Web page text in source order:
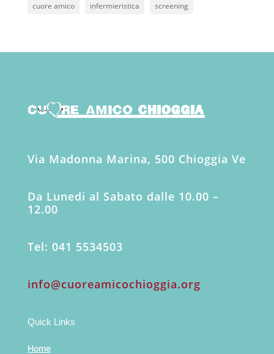
cuore amico
infermieristica screening
Via Madonna Marina, 500 Chioggia Ve
Da Lunedi al Sabato dalle 10.00 –
12.00
Tel: 041 5534503
info@cuoreamicochioggia.org
Quick Links
Home